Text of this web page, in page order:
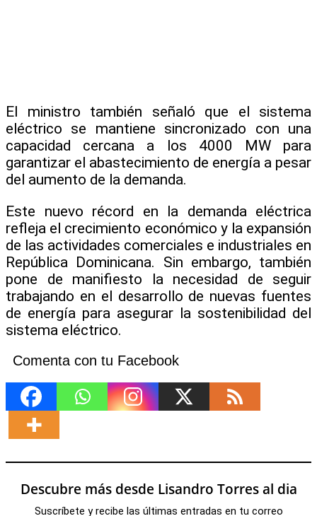
El ministro también señaló que el sistema
eléctrico se mantiene sincronizado con una
capacidad cercana a los 4000 MW para
garantizar el abastecimiento de energía a pesar
del aumento de la demanda.
Este nuevo récord en la demanda eléctrica
refleja el crecimiento económico y la expansión
de las actividades comerciales e industriales en
República Dominicana. Sin embargo, también
pone de manifiesto la necesidad de seguir
trabajando en el desarrollo de nuevas fuentes
de energía para asegurar la sostenibilidad del
sistema eléctrico.
Comenta con tu Facebook
Descubre más desde Lisandro Torres al dia
Suscríbete y recibe las últimas entradas en tu correo